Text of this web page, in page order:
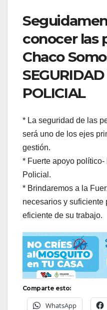
conocer las
Chaco
POLICIAL
* La seguridad de las
será uno de los ejes
gestión.
* Fuerte apoyo
Policial.
* Brindaremos a la
necesarios y suficiente
eficiente de su trabajo.
Comparte esto:
WhatsApp